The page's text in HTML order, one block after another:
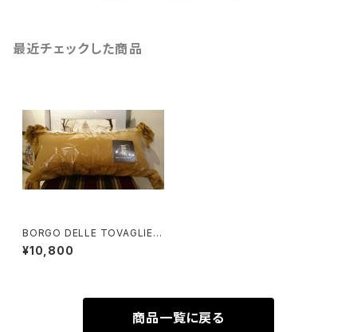
最近チェックした商品
BORGO DELLE TOVAGLIE
(ボルゴ デレ トヴァーリェ）
GITANEクシ
¥10,800
商品一覧に戻る